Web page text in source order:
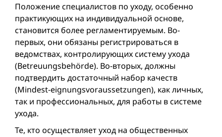
Положение специалистов по уходу, особенно
практикующих на индивидуальной основе,
становится более регламентируемым. Во-
первых, они обязаны регистрироваться в
ведомствах, контролирующих систему ухода
(Betreuungsbehörde). Во-вторых, должны
подтвердить достаточный набор качеств
(Mindest-eignungsvoraussetzungen), как личных,
так и профессиональных, для работы в системе
ухода.
Те, кто осуществляет уход на общественных